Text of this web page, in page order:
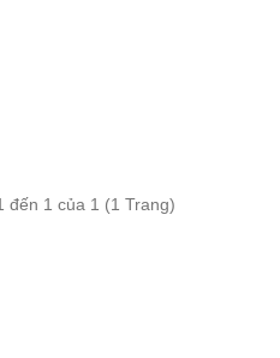
đến 1 của 1 (1 Trang)